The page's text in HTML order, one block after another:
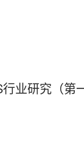
业研究（第